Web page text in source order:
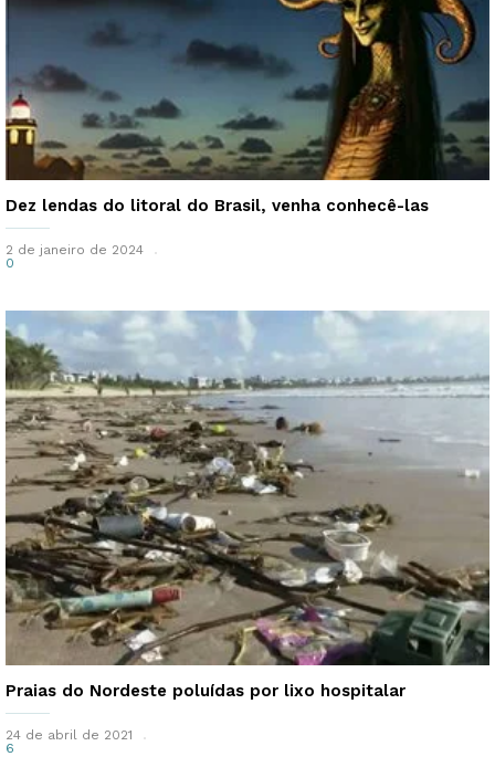
Dez lendas do litoral do Brasil, venha conhecê-las
2 de janeiro de 2024
0
Praias do Nordeste poluídas por lixo hospitalar
24 de abril de 2021
6